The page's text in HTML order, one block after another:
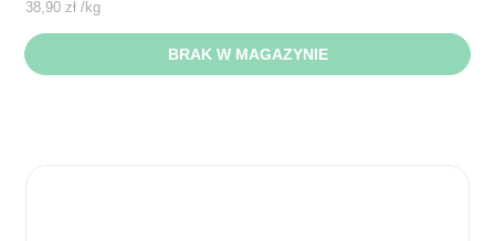
38,90 zł /kg
BRAK W MAGAZYNIE